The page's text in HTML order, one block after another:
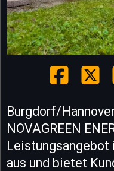
Burgdorf/
NOVAGREEN
aus und bietet